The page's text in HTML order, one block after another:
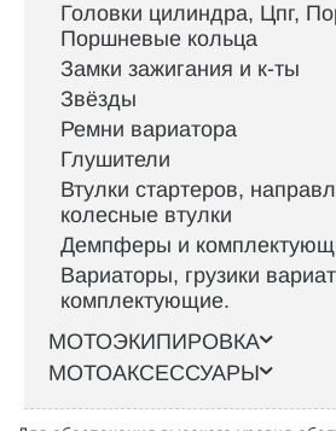
Головки цилиндра, Цпг,
Поршневые кольца
Замки зажигания и к-ты
Звёзды
Ремни вариатора
Глушители
Втулки стартеров,
колесные втулки
Демпферы и
Вариаторы, грузики
комплектующие.
МОТОЭКИПИРОВКА
МОТОАКСЕССУАРЫ